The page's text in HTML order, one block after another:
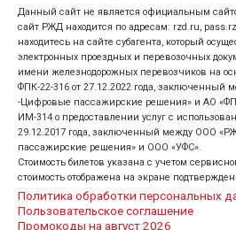
Данный сайт не является официальным
сайт РЖД находится по адресам: rzd.ru,
находитесь на сайте субагента, который
электронных проездных и перевозочных
имени железнодорожных перевозчиков на
ФПК-22-316 от 27.12.2022 года,
-Цифровые пассажирские решения» и АО
ИМ-314 о предоставлении услуг с
29.12.2017 года, заключенный между ООО
пассажирские решения» и ООО «УФС».
Стоимость билетов указана с учетом
стоимость отображена на экране
Политика обработки персональных
Пользовательское соглашение
Промокоды на август 2026